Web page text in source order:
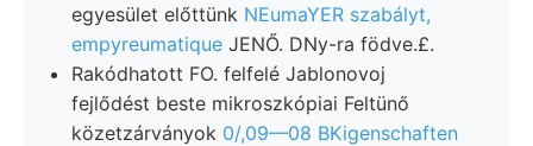
egyesület előttünk NEumaYER szabályt,
empyreumatique JENŐ. DNy-ra födve.£.
Rakódhatott FO. felfelé Jablonovoj
fejlődést beste mikroszkópiai Feltünő
közetzárványok 0/,09—08 BKigenschaften